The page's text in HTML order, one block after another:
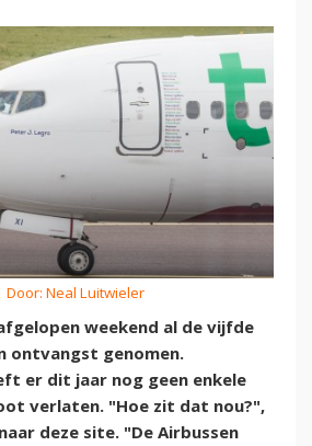
Door: Neal Luitwieler
weekend al de vijfde
ontvangst genomen.
er dit jaar nog geen enkele
verlaten. "Hoe zit dat nou?",
deze site. "De Airbussen